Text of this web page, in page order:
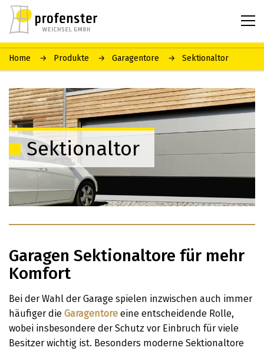
Home Produkte Garagentore Sektionaltor
Sektionaltor
Garagen Sektionaltore für mehr
Komfort
Bei der Wahl der Garage spielen inzwischen auch immer
häufiger die Garagentore eine entscheidende Rolle,
wobei insbesondere der Schutz vor Einbruch für viele
Besitzer wichtig ist. Besonders moderne Sektionaltore